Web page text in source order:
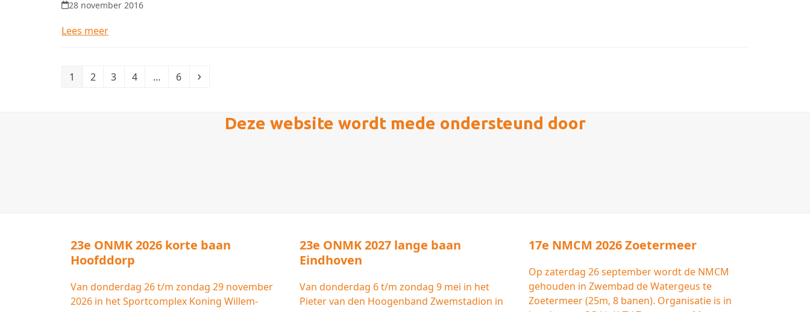
28 november 2016
Lees meer
Page
1 Page
2 Page
3 Page
4 … Page
6 Volgende
Deze website wordt mede ondersteund door
23e ONMK 2026 korte baan
Hoofddorp
Van donderdag 26 t/m zondag 29 november
2026 in het Sportcomplex Koning Willem-
23e ONMK 2027 lange baan
Eindhoven
Van donderdag 6 t/m zondag 9 mei in het
Pieter van den Hoogenband Zwemstadion in
17e NMCM 2026 Zoetermeer
Op zaterdag 26 september wordt de NMCM
gehouden in Zwembad de Watergeus te
Zoetermeer (25m, 8 banen). Organisatie is in